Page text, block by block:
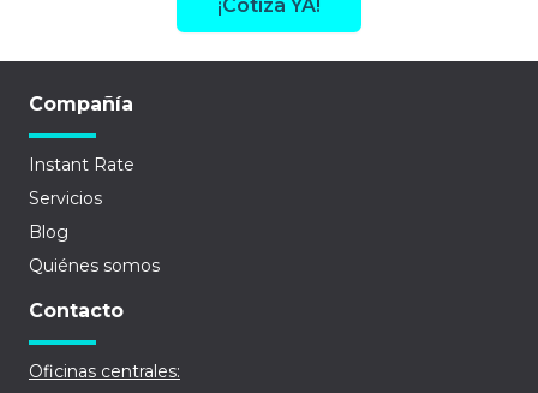
¡Cotiza YA!
Compañía
Instant Rate
Servicios
Blog
Quiénes somos
Contacto
Oficinas centrales: